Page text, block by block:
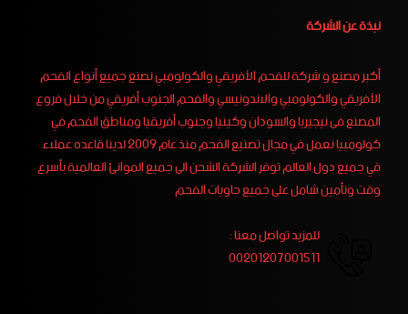
نبذة عن الشركة
أكبر مصنع و شركة للفحم الأفريقي والكولومبي نصنع جميع أنواع الفحم
الأفريقي والكولومبي والاندونيسي والفحم الجنوب أفريقي من خلال فروع
المصنع فى نيجيريا والسودان وكينيا وجنوب أفريقيا ومناطق الفحم في
كولومبيا نعمل في مجال تصنيع الفحم منذ عام 2009 لدينا قاعده عملاء
في جميع دول العالم توفر الشركة الشحن الى جميع الموانئ العالمية بأسرع
وقت وتأمين شامل على جميع حاويات الفحم
للمزيد تواصل معنا :
00201207001511